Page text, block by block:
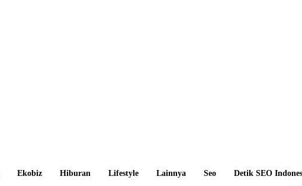
Ekobiz Hiburan Lifestyle Lainnya Seo Detik SEO